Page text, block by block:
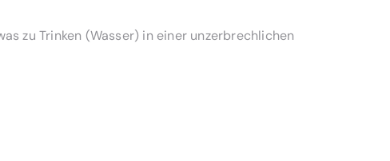
zu Trinken (Wasser) in einer unzerbrechlichen